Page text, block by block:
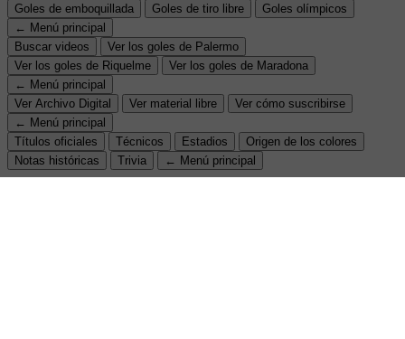
Goles de emboquillada
Goles de tiro libre
Goles olímpicos
← Menú principal
Buscar videos
Ver los goles de Palermo
Ver los goles de Riquelme
Ver los goles de Maradona
← Menú principal
Ver Archivo Digital
Ver material libre
Ver cómo suscribirse
← Menú principal
Títulos oficiales
Técnicos Estadios
Origen de los colores
Notas históricas
Trivia ← Menú principal